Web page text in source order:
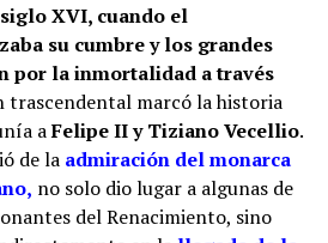
de Sevilla.
una sola mano, resulta
taller de los Ríos. Cristóbal
oficio a sus hijos, mientras
progresivamente mayor
La reja del coro pudo ser
realizada bajo la dirección o
XVI, cuando el
su cumbre y los grandes
por la inmortalidad a través
trascendental marcó la historia
aFelipe II y Tiziano Vecellio.
de la admiración del monarca
no solo dio lugar a algunas de
del Renacimiento, sino